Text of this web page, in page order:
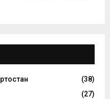
(38)
(27)